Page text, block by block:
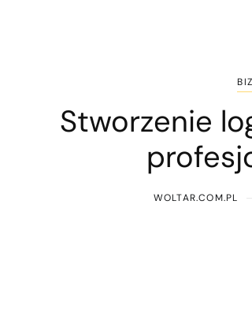
Stworzenie
WOLTAR.COM.PL